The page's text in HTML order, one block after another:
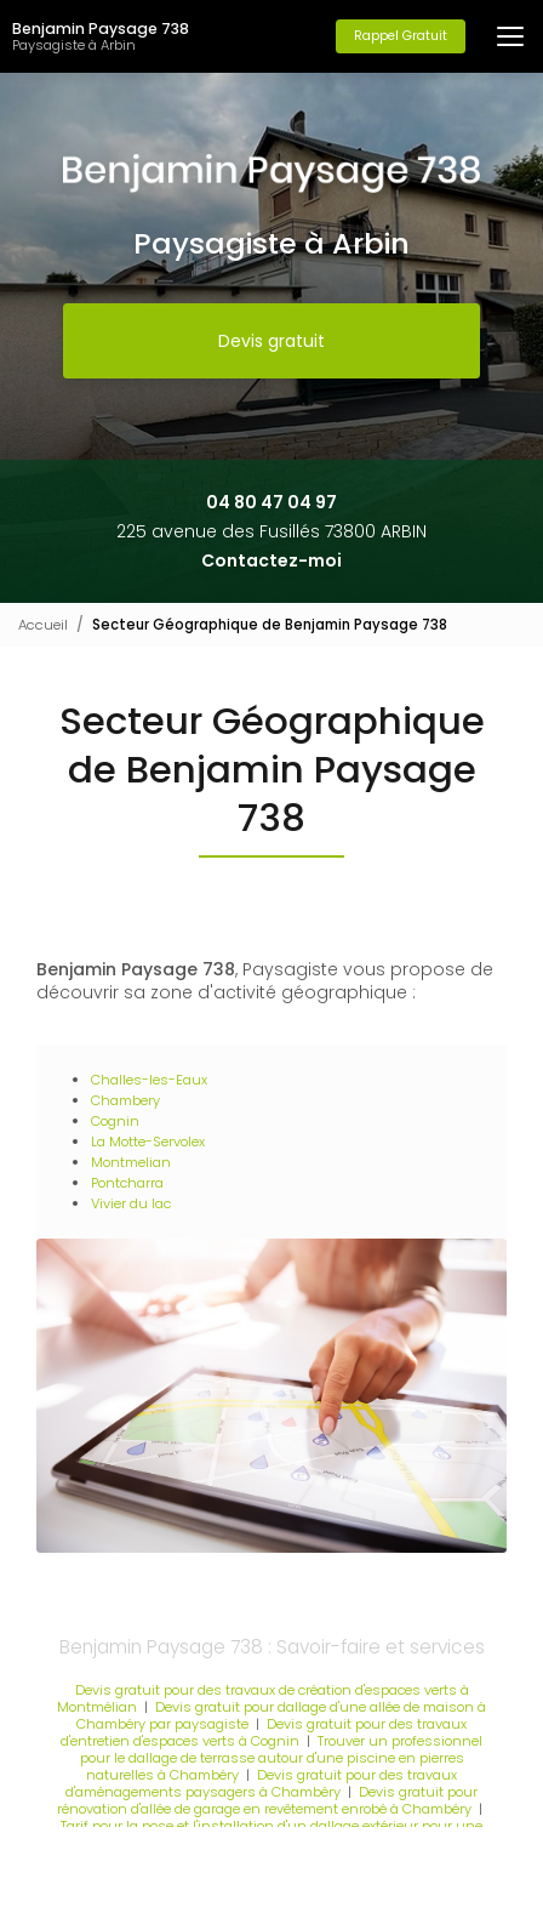
au
contenu
principal
Benjamin Paysage 738
Paysagiste à Arbin Rappel Gratuit
Paysagiste à Arbin
Devis gratuit
04 80 47 04 97
225 avenue des Fusillés 73800 ARBIN
Contactez-moi
Accueil Secteur Géographique de Benjamin Paysage 738
Secteur Géographique
de Benjamin Paysage
738
Benjamin Paysage 738, Paysagiste vous propose de
découvrir sa zone d'activité géographique :
Challes-les-Eaux
Chambery
Cognin
La Motte-Servolex
Montmelian
Pontcharra
Vivier du lac
Benjamin Paysage 738 : Savoir-faire et services
Devis gratuit pour des travaux de création d'espaces verts à
Montmélian | Devis gratuit pour dallage d'une allée de maison à
Chambéry par paysagiste | Devis gratuit pour des travaux
d'entretien d'espaces verts à Cognin | Trouver un professionnel
pour le dallage de terrasse autour d'une piscine en pierres
naturelles à Chambéry | Devis gratuit pour des travaux
d'aménagements paysagers à Chambéry | Devis gratuit pour
rénovation d'allée de garage en revêtement enrobé à Chambéry |
Tarif pour la pose et l'installation d'un dallage extérieur pour une